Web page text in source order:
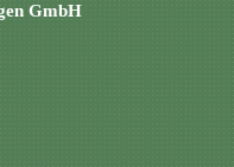
GmbH